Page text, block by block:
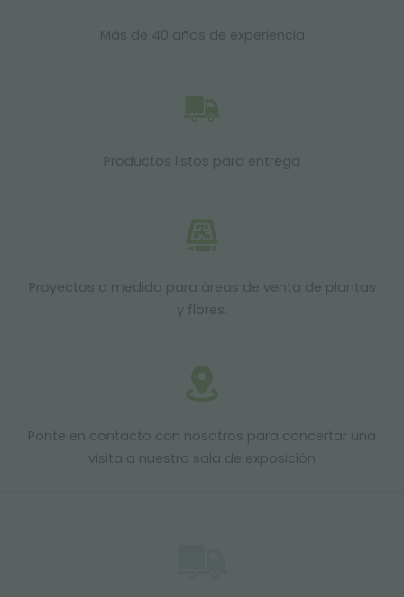
Más de 40 años de experiencia
Productos listos para entrega
Proyectos a medida para áreas de venta de plantas
y flores.
Ponte en contacto con nosotros para concertar una
visita a nuestra sala de exposición